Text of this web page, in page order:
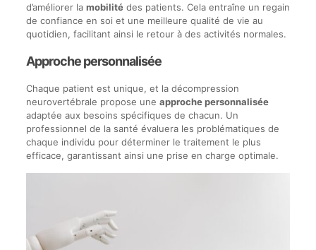
d’améliorer la mobilitédes patients. Cela entraîne un regain
de confiance en soi et une meilleure qualité de vie au
quotidien, facilitant ainsi le retour à des activités normales.
Approche personnalisée
Chaque patient est unique, et la décompression
neurovertébrale propose une approche personnalisée
adaptée aux besoins spécifiques de chacun. Un
professionnel de la santé évaluera les problématiques de
chaque individu pour déterminer le traitement le plus
efficace, garantissant ainsi une prise en charge optimale.